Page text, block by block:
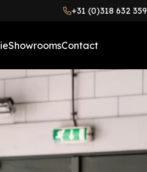
+31 (0)318 632 359
vloer
ShowroomsContact